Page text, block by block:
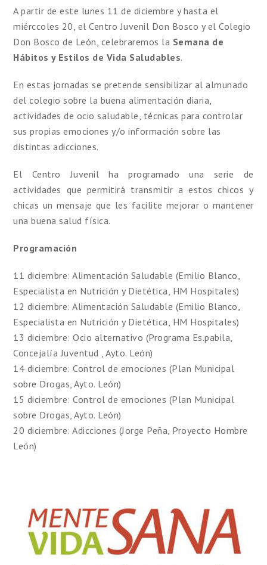
A partir de este lunes 11 de diciembre y hasta el
miérccoles 20, el Centro Juvenil Don Bosco y el Colegio
Don Bosco de León, celebraremos la Semana de
Hábitos y Estilos de Vida Saludables.
En estas jornadas se pretende sensibilizar al almunado
del colegio sobre la buena alimentación diaria,
actividades de ocio saludable, técnicas para controlar
sus propias emociones y/o información sobre las
distintas adicciones.
El Centro Juvenil ha programado una serie de
actividades que permitirá transmitir a estos chicos y
chicas un mensaje que les facilite mejorar o mantener
una buena salud física.
Programación
11 diciembre: Alimentación Saludable (Emilio Blanco,
Especialista en Nutrición y Dietética, HM Hospitales)
12 diciembre: Alimentación Saludable (Emilio Blanco,
Especialista en Nutrición y Dietética, HM Hospitales)
13 diciembre: Ocio alternativo (Programa Es.pabila,
Concejalía Juventud , Ayto. León)
14 diciembre: Control de emociones (Plan Municipal
sobre Drogas, Ayto. León)
15 diciembre: Control de emociones (Plan Municipal
sobre Drogas, Ayto. León)
20 diciembre: Adicciones (Jorge Peña, Proyecto Hombre
León)